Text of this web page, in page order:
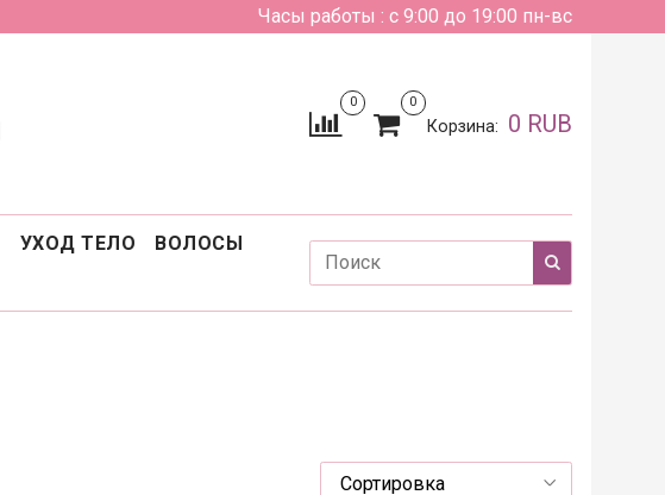
Часы работы : с 9:00 до 19:00 пн-вс
0 0
Корзина: 0 RUB
УХОД ТЕЛО
ВОЛОСЫ